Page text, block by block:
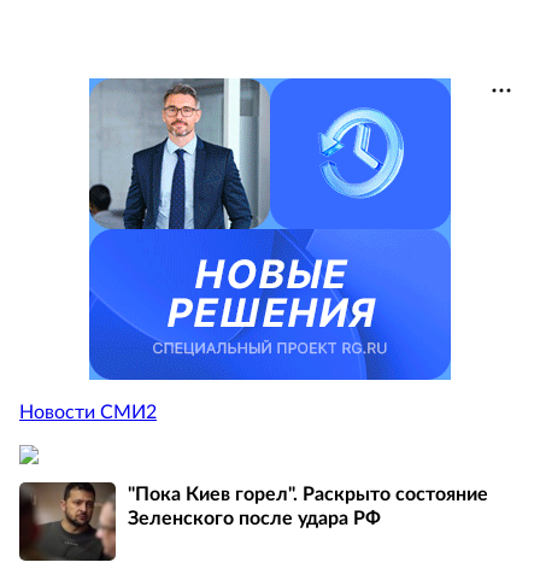
Новости СМИ2
"Пока Киев горел". Раскрыто состояние
Зеленского после удара РФ